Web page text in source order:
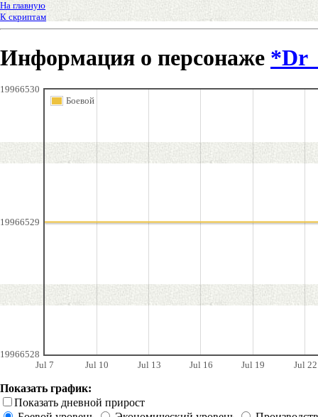
На главную
К скриптам
Информация о персонаже
Jul 7 Jul 10 Jul 13 Jul 16 Jul 19 Jul 22
19966528
19966529
19966530
Боевой
Показать график:
Показать дневной прирост